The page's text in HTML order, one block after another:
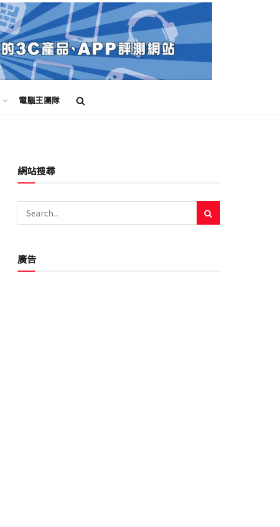
電腦王團隊
網站搜尋
廣告